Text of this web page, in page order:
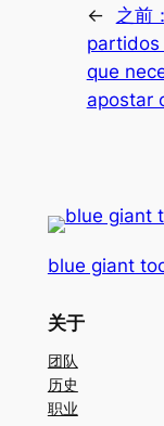
← 之前
que
apostar
blue giant
关于
团队
历史
职业